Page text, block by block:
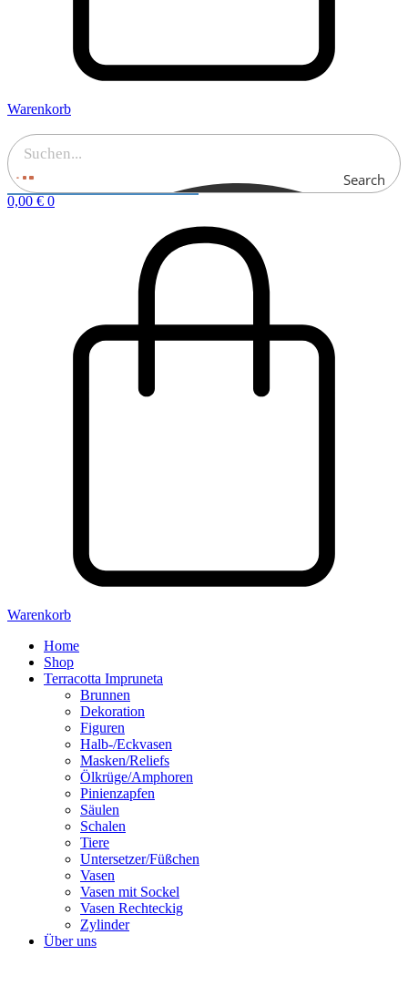
Warenkorb
Search
0,00 € 0
Warenkorb
Home
Shop
Terracotta Impruneta
Brunnen
Dekoration
Figuren
Halb-/Eckvasen
Masken/Reliefs
Ölkrüge/Amphoren
Pinienzapfen
Säulen
Schalen
Tiere
Untersetzer/Füßchen
Vasen
Vasen mit Sockel
Vasen Rechteckig
Zylinder
Über uns